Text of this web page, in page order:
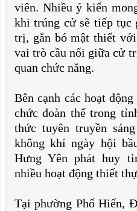
viên. Nhiều ý kiến
khi trúng cử sẽ tiếp tục
trị, gắn bó mật thiết
vai trò cầu nối giữa cử
quan chức năng.
Bên cạnh các hoạt
chức đoàn thể trong
thức tuyên truyền
không khí ngày hội
Hưng Yên phát huy
nhiều hoạt động thiết
Tại phường Phố Hiến,